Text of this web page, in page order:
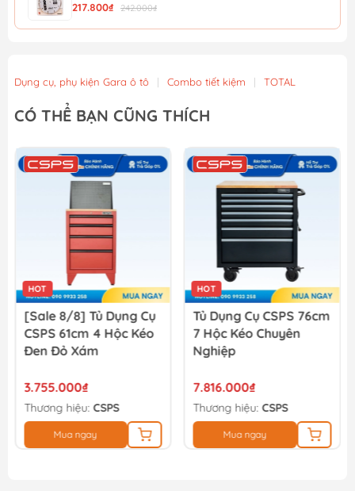
217.800₫ 242.000₫
Dao tiện ích có lưỡi cắt, lưỡi dao cố định Workpro ...
199.595₫
Lưỡi cắt kim loại Minbao 355mm 355x2.2x1.8 x25.4x66T
1.530.000₫
Dụng cụ, phụ kiện Gara ô tô | Combo tiết kiệm | TOTAL
CÓ THỂ BẠN CŨNG THÍCH
HOT
[Sale 8/8] Tủ Dụng Cụ
CSPS 61cm 4 Hộc Kéo
Đen Đỏ Xám
3.755.000₫
Thương hiệu: CSPS
Mua ngay
HOT
Tủ Dụng Cụ CSPS 76cm
7 Hộc Kéo Chuyên
Nghiệp
7.816.000₫
Thương hiệu:CSPS
Mua ngay